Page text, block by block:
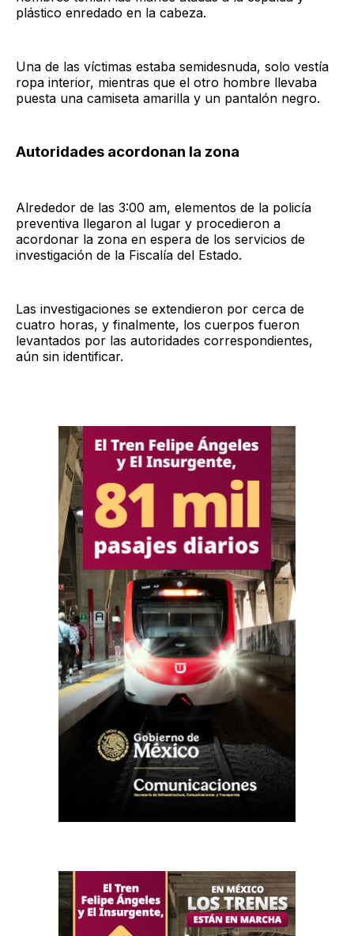
plástico enredado en la cabeza.
Una de las víctimas estaba semidesnuda, solo vestía
ropa interior, mientras que el otro hombre llevaba
puesta una camiseta amarilla y un pantalón negro.
Autoridades acordonan la zona
Alrededor de las 3:00 am, elementos de la policía
preventiva llegaron al lugar y procedieron a
acordonar la zona en espera de los servicios de
investigación de la Fiscalía del Estado.
Las investigaciones se extendieron por cerca de
cuatro horas, y finalmente, los cuerpos fueron
levantados por las autoridades correspondientes,
aún sin identificar.